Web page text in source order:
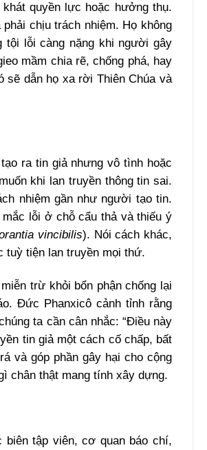
quyền lực hoặc hưởng thụ.
chịu trách nhiệm. Họ không
tội lỗi càng nặng khi người gây
mầm chia rẽ, chống phá, hay
sẽ dẫn họ xa rời Thiên Chúa và
ra tin giả nhưng vô tình hoặc
khi lan truyền thông tin sai.
nhiệm gần như người tạo tin.
lỗi ở chỗ cẩu thả và thiếu ý
vincibilis). Nói cách khác,
tuỳ tiện lan truyền mọi thứ.
trừ khỏi bổn phận chống lại
Đức Phanxicô cảnh tỉnh rằng
ta cần cân nhắc: “Điều này
tin giả một cách cố chấp, bất
và góp phần gây hại cho cộng
chân thật mang tính xây dựng.
tập viên, cơ quan báo chí,